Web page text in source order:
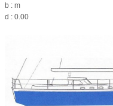
b : m
d : 0.00